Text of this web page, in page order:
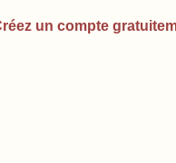
un compte